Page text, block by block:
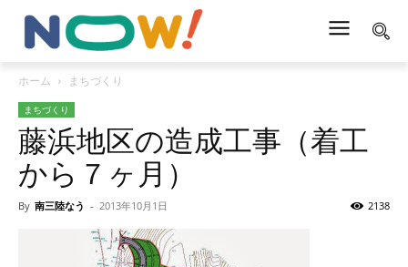
ホーム まちづくり
まちづくり
藤浜地区の造成工事（着工
から７ヶ月）
By 南三陸なう - 2013年10月1日 2138